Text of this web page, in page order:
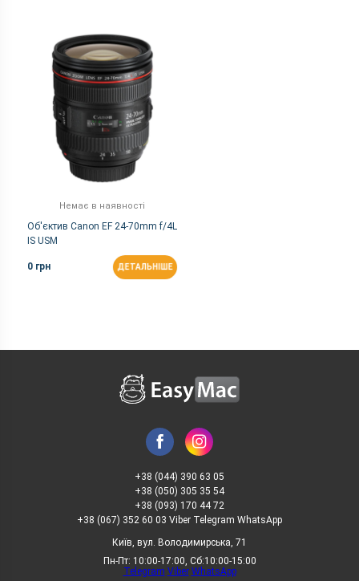
Немає в наявності
Об'єктив Canon EF 24-70mm f/4L
IS USM
0 грн ДЕТАЛЬНІШЕ
+38 (044) 390 63 05
+38 (050) 305 35 54
+38 (093) 170 44 72
+38 (067) 352 60 03 Viber Telegram WhatsApp
Київ, вул. Володимирська, 71
Пн-Пт: 10:00-17:00, Сб:10:00-15:00
Telegram Viber WhatsApp